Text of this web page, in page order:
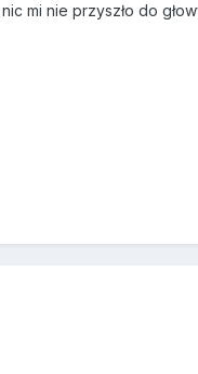
mi nie przyszło do